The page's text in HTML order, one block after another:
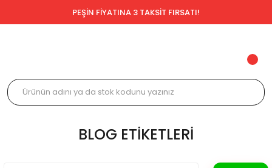
PEŞİN FİYATINA 3 TAKSİT FIRSATI!
BLOG ETIKETLERI